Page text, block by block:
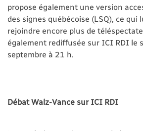
propose également une version
des signes québécoise (LSQ), ce qui
rejoindre encore plus de
également rediffusée sur ICI RDI le
septembre à 21 h.
Débat Walz-Vance sur ICI RDI